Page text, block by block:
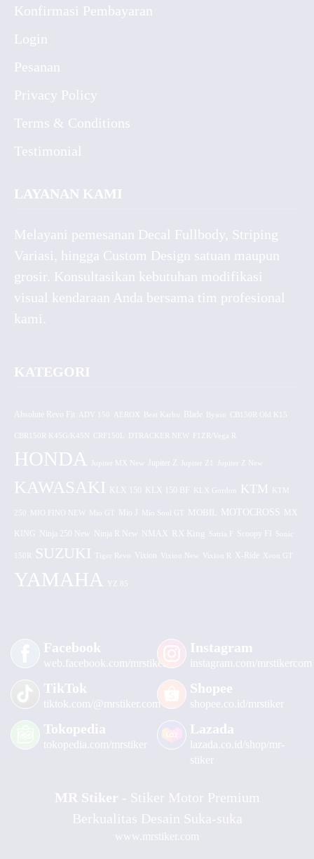
Konfirmasi Pembayaran
Login
Pesanan
Privacy Policy
Terms & Conditions
Testimonial
LAYANAN KAMI
Melayani pemesanan Decal Fullbody, Striping
Variasi, hingga Custom Design satuan maupun
grosir. Konsultasikan kebutuhan modifikasi
visual kendaraan Anda bersama tim profesional
kami.
KATEGORI
Absolute Revo Fit ADV 150 AEROX CB150R Old K15
CBR150R K45G/K45N CRF150L DTRACKER NEW F1ZR/Vega R
HONDA Jupiter MX New Jupiter Z Jupiter Z1 Jupiter Z New
KAWASAKI KLX 150 KLX 150 BF KLX Gordon KTM KTM
250 MIO FINO NEW Mio GT Mio J Mio Soul GT MOBIL MOTOCROSS MX
KING Ninja 250 New Ninja R New NMAX RX King Satria F Scoopy FI Sonic
150R SUZUKI Tiger Revo Vixion Vixion New Vixion R X-Ride Xeon GT
YAMAHA YZ 85
Facebook
web.facebook.com/mrstiker
Instagram
instagram.com/mrstikercom
TikTok
tiktok.com/@mrstiker.com
Shopee
shopee.co.id/mrstiker
Tokopedia
tokopedia.com/mrstiker
Lazada
lazada.co.id/shop/mr-
stiker
MR Stiker - Stiker Motor Premium
Berkualitas Desain Suka-suka
www.mrstiker.com